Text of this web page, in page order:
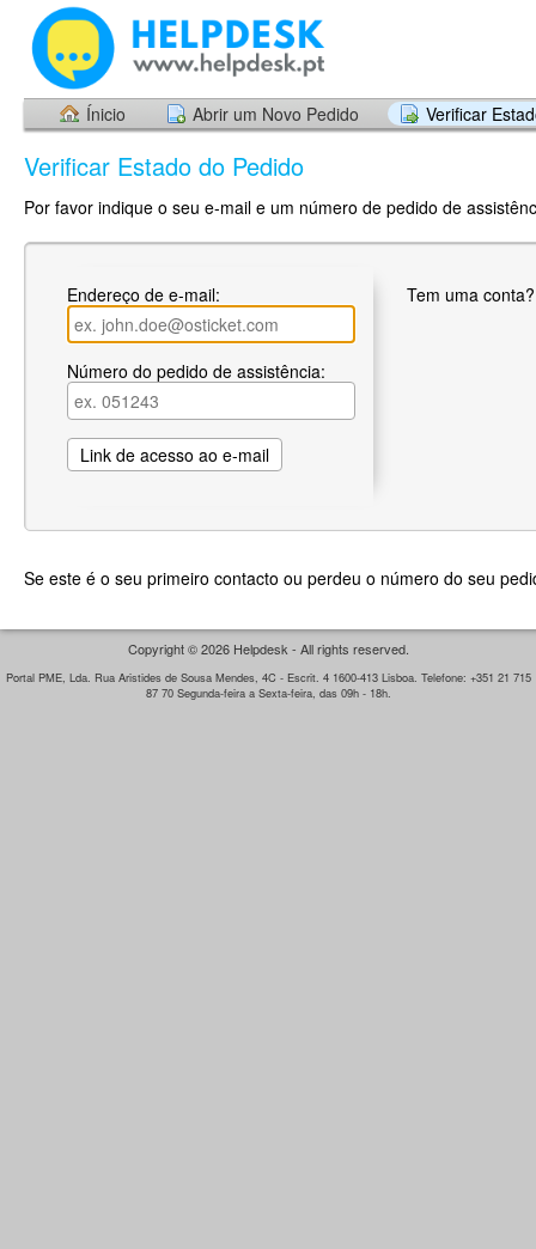
Ínicio Abrir um Novo Pedido Verificar
Verificar Estado do Pedido
Por favor indique o seu e-mail e um número de pedido de
Endereço de e-mail:
Número do pedido de assistência:
Tem uma
Se este é o seu primeiro contacto ou perdeu o número do seu
Copyright © 2026 Helpdesk - All rights reserved.
Portal PME, Lda. Rua Aristides de Sousa Mendes, 4C - Escrit. 4 1600-413 Lisboa. Telefone: +351 21 715
87 70 Segunda-feira a Sexta-feira, das 09h - 18h.